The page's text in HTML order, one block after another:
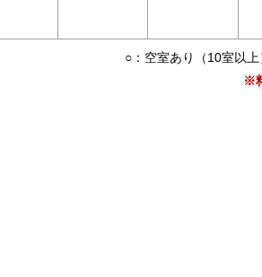
○：空室あり（10室以
※